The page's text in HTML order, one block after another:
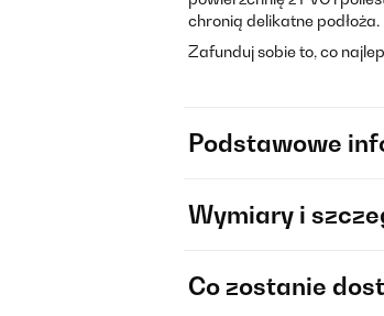
chronią delikatne podłoża.
Zafunduj sobie to, co
Podstawowe
Wymiary i
Co zostanie